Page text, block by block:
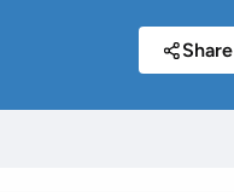
Share